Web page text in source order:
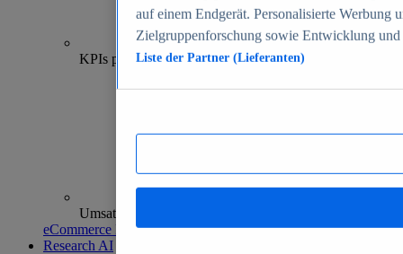
70+
KPIs pro Shop
Umsatzanalysen und -prognosen
eCommerce Insights entdecken
Research AI
auf einem Endgerät. Personalisierte Werbung
Zielgruppenforschung sowie Entwicklung
Liste der Partner (Lieferanten)